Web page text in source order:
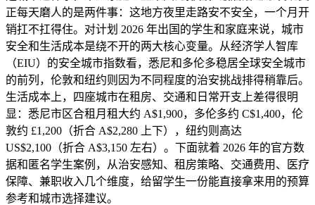
正每天磨人的是两件事：这地方夜里走路安不安全，一个月开
销扛不扛得住。对计划 2026 年出国的学生和家庭来说，城市
安全和生活成本是绕不开的两大核心变量。从经济学人智库
（EIU）的安全城市指数看，悉尼和多伦多稳居全球安全城市
的前列，伦敦和纽约则因为不同程度的治安挑战排得稍靠后。
生活成本上，四座城市在租房、交通和日常开支上差得很明
显：悉尼市区合租月租大约 A$1,900，多伦多约 C$1,400，伦
敦约 £1,200（折合 A$2,280 上下），纽约则高达
US$2,100（折合 A$3,150 左右）。下面就着 2026 年的官方数
据和匿名学生案例，从治安感知、租房策略、交通费用、医疗
保障、兼职收入几个维度，给留学生一份能直接拿来用的预算
参考和城市选择建议。